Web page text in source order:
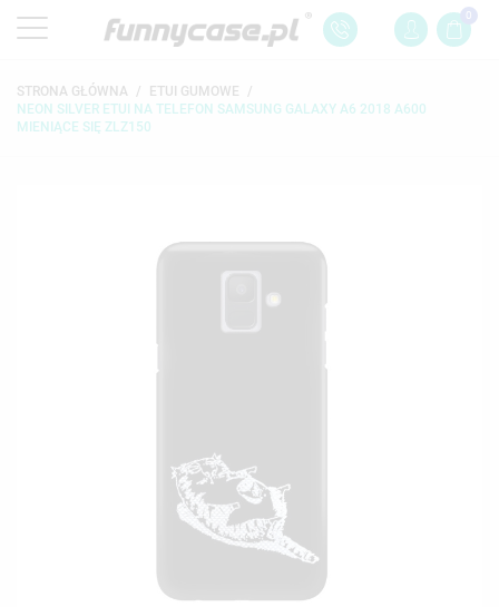
0
STRONA GŁÓWNA
ETUI GUMOWE
NEON SILVER ETUI NA TELEFON SAMSUNG GALAXY A6 2018 A600
MIENIĄCE SIĘ ZLZ150